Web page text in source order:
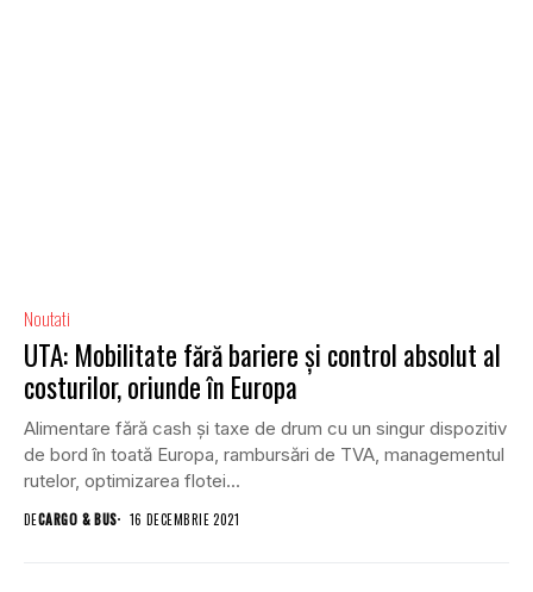
Noutati
UTA: Mobilitate fără bariere și control absolut al
costurilor, oriunde în Europa
Alimentare fără cash și taxe de drum cu un singur dispozitiv
de bord în toată Europa, rambursări de TVA, managementul
rutelor, optimizarea flotei...
DECARGO & BUS 16 DECEMBRIE 2021